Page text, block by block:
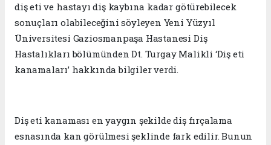
diş eti ve hastayı diş kaybına kadar götürebilecek
sonuçları olabileceğini söyleyen Yeni Yüzyıl
Üniversitesi Gaziosmanpaşa Hastanesi Diş
Hastalıkları bölümünden Dt. Turgay Malikli ‘Diş eti
kanamaları’ hakkında bilgiler verdi.
Diş eti kanaması en yaygın şekilde diş fırçalama
esnasında kan görülmesi şeklinde fark edilir. Bunun